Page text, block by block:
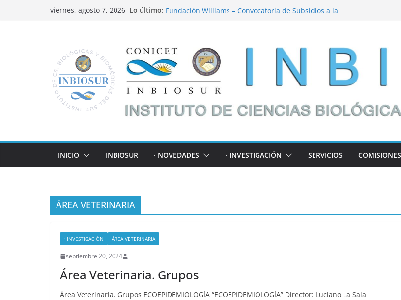
viernes, agosto 7, 2026 Lo último: Fundación Williams – Convocatoria de Subsidios a la
locales
Cáncer de Colon | Charla abierta a la comunidad
INICIO INBIOSUR · NOVEDADES · INVESTIGACIÓN SERVICIOS COMISIONES
ÁREA VETERINARIA
· INVESTIGACIÓN ÁREA VETERINARIA
septiembre 20, 2024
Área Veterinaria. Grupos
Área Veterinaria. Grupos ECOEPIDEMIOLOGÍA “ECOEPIDEMIOLOGÍA” Director: Luciano La Sala